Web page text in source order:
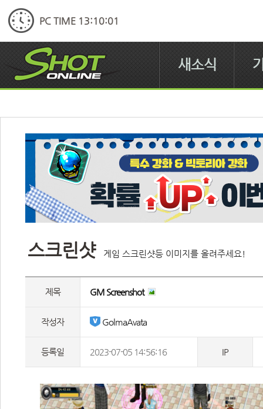
PC TIME 13:10:01
새소식
스크린샷 게임 스크린샷등 이미지를 올려주세요!
제목 GM Screenshot
작성자 GolmaAvata
등록일 2023-07-05 14:56:16 IP